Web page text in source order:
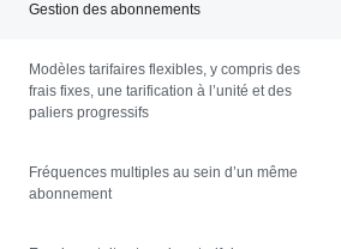
Gestion des abonnements
Modèles tarifaires flexibles, y compris des
frais fixes, une tarification à l’unité et des
paliers progressifs
Fréquences multiples au sein d’un même
abonnement